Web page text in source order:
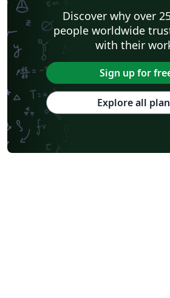
Discover why over
people worldwide
with their
Sign up for
Explore all